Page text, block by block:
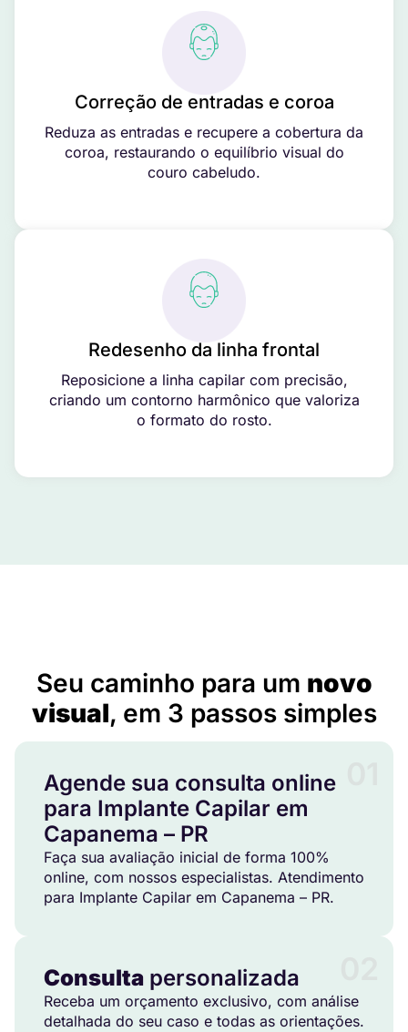
Correção de entradas e coroa
Reduza as entradas e recupere a cobertura da
coroa, restaurando o equilíbrio visual do
couro cabeludo.
Redesenho da linha frontal
Reposicione a linha capilar com precisão,
criando um contorno harmônico que valoriza
o formato do rosto.
Seu caminho para um novo
visual, em 3 passos simples
Agende sua consulta online
para Implante Capilar em
Capanema – PR
Faça sua avaliação inicial de forma 100%
online, com nossos especialistas. Atendimento
para Implante Capilar em Capanema – PR.
Consulta personalizada
Receba um orçamento exclusivo, com análise
detalhada do seu caso e todas as orientações.